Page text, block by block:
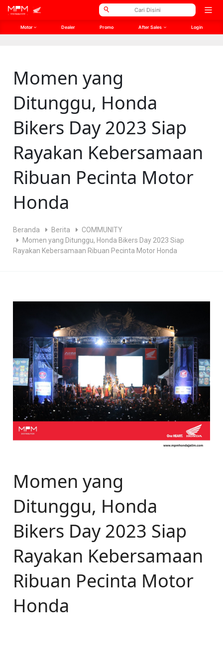
// Open Graph Meta // Twitter Meta
Open
Motor Dealer Promo After Sales Login
Momen yang
Ditunggu, Honda
Bikers Day 2023 Siap
Rayakan Kebersamaan
Ribuan Pecinta Motor
Honda
Beranda Berita
COMMUNITY
Momen yang Ditunggu, Honda Bikers Day 2023 Siap
Rayakan Kebersamaan Ribuan Pecinta Motor Honda
Momen yang
Ditunggu, Honda
Bikers Day 2023 Siap
Rayakan Kebersamaan
Ribuan Pecinta Motor
Honda